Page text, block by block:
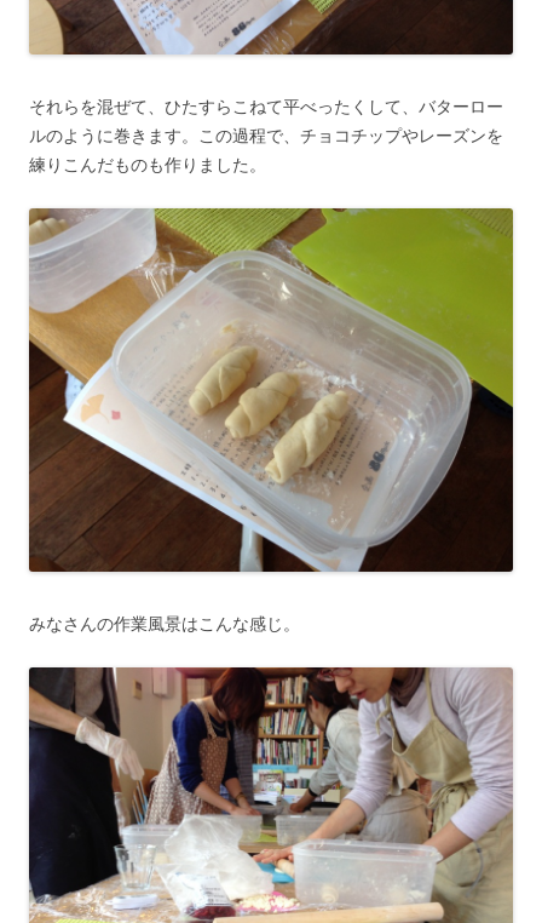
それらを混ぜて、ひたすらこねて平べったくして、バターロー
ルのように巻きます。この過程で、チョコチップやレーズンを
練りこんだものも作りました。
みなさんの作業風景はこんな感じ。